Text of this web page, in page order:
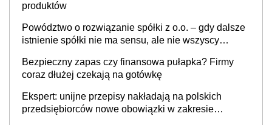
produktów
Powództwo o rozwiązanie spółki z o.o. – gdy dalsze
istnienie spółki nie ma sensu, ale nie wszyscy
Bezpieczny zapas czy finansowa pułapka? Firmy
coraz dłużej czekają na gotówkę
Ekspert: unijne przepisy nakładają na polskich
przedsiębiorców nowe obowiązki w zakresie